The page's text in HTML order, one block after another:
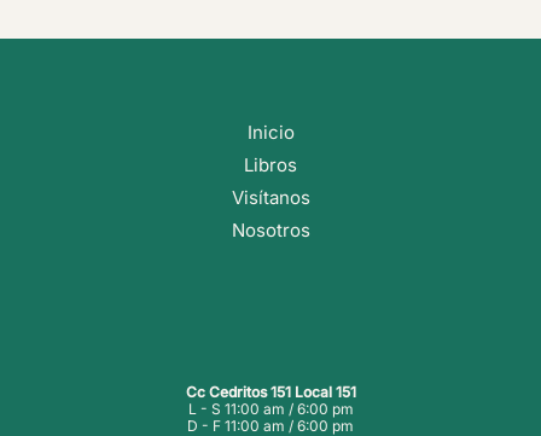
Inicio
Libros
Visítanos
Nosotros
Cc Cedritos 151 Local 151
L - S 11:00 am / 6:00 pm
D - F 11:00 am / 6:00 pm